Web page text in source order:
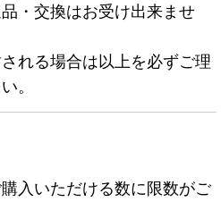
・交換はお受け出来ませ
れる場合は以上を必ずご理
。
入いただける数に限数がご